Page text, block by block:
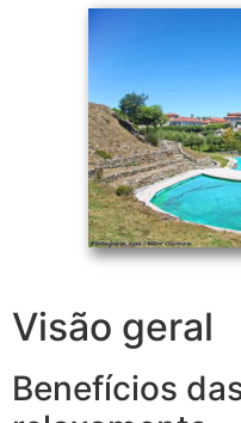
Visão geral
Benefícios